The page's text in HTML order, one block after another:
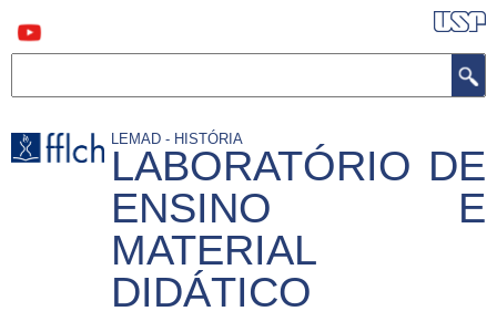
para
LEMAD - HISTÓRIA
LABORATÓRIO DE
ENSINO E
MATERIAL
DIDÁTICO